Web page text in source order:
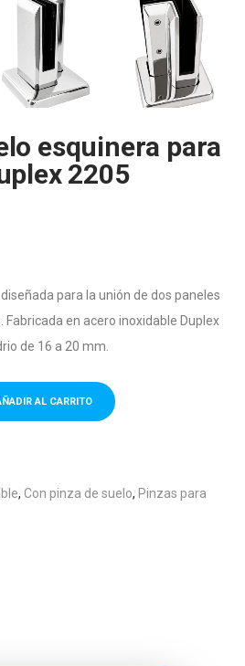
esquinera para
2205
para la unión de dos paneles
Fabricada en acero inoxidable Duplex
de 16 a 20 mm.
AL CARRITO
, Con pinza de suelo, Pinzas para